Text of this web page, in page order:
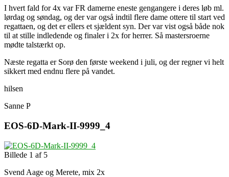
I hvert fald for 4x var FR damerne eneste gengangere i deres løb ml.
lørdag og søndag, og der var også indtil flere dame ottere til start ved
regattaen, og det er ellers et sjældent syn. Der var vist også både nok
til at stille indledende og finaler i 2x for herrer. Så mastersroerne
mødte talstærkt op.
Næste regatta er Sorø den første weekend i juli, og der regner vi helt
sikkert med endnu flere på vandet.
hilsen
Sanne P
EOS-6D-Mark-II-9999_4
Billede 1 af 5
Svend Aage og Merete, mix 2x